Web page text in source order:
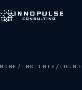
HOME / INSIGHTS /